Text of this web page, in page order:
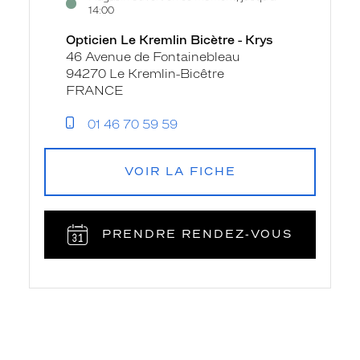
14:00
Opticien Le Kremlin Bicètre - Krys
46 Avenue de Fontainebleau
94270 Le Kremlin-Bicêtre
FRANCE
01 46 70 59 59
VOIR LA FICHE
PRENDRE RENDEZ‑VOUS